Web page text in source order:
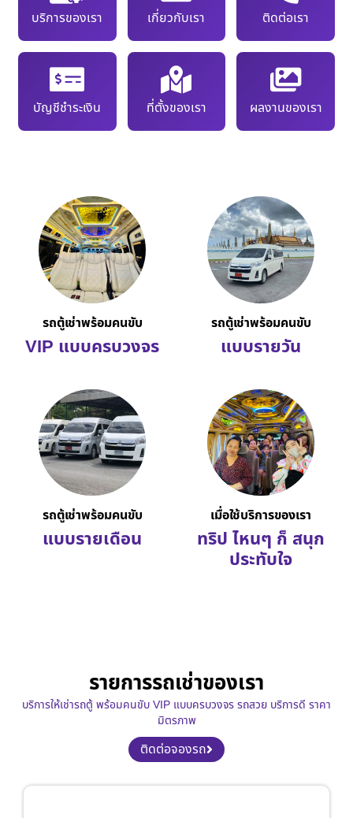
บริการของเรา เกี่ยวกับเรา ติดต่อเรา
บัญชีชำระเงิน ที่ตั้งของเรา ผลงานของเรา
รถตู้เช่าพร้อมคนขับ
VIP แบบครบวงจร
รถตู้เช่าพร้อมคนขับ
แบบรายวัน
รถตู้เช่าพร้อมคนขับ
แบบรายเดือน
เมื่อใช้บริการของเรา
ทริป ไหนๆ ก็ สนุก
ประทับใจ
รายการรถเช่าของเรา
บริการให้เช่ารถตู้ พร้อมคนขับ VIP แบบครบวงจร รถสวย บริการดี ราคา
มิตรภาพ
ติดต่อจองรถ